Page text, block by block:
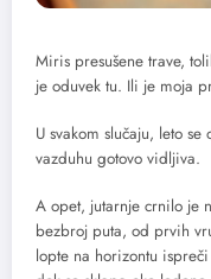
Miris presušene trave,
je oduvek tu. Ili je moja
U svakom slučaju, leto
vazduhu gotovo vidljiva.
A opet, jutarnje crnilo je
bezbroj puta, od prvih
lopte na horizontu